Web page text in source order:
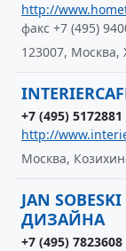
http://
факс +7 (495)
123007, Москва,
+7 (495) 5172881
http://
Москва,
JAN
ДИЗАЙНА
+7 (495) 7823608